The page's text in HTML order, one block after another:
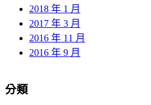
2018 年 1 月
2017 年 3 月
2016 年 11 月
2016 年 9 月
分類